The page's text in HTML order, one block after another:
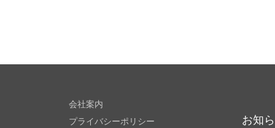
会社案内
プライバシーポリシー
お知